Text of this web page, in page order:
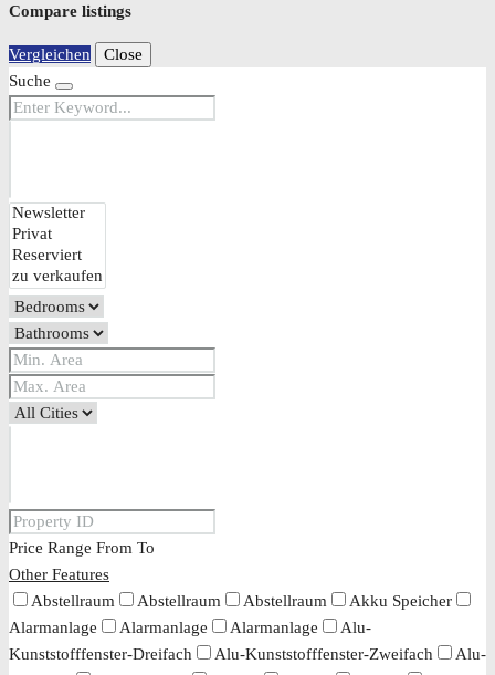
Compare listings
Vergleichen
Close
Suche
Price Range From To
Other Features
Abstellraum
Abstellraum Abstellraum
Akku Speicher
Alarmanlage
Alarmanlage Alarmanlage
Alu-
Kunststofffenster-Dreifach
Alu-Kunststofffenster-Zweifach
Alu-